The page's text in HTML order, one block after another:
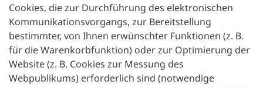
Cookies, die zur Durchführung des elektronischen
Kommunikationsvorgangs, zur Bereitstellung
bestimmter, von Ihnen erwünschter Funktionen (z. B.
für die Warenkorbfunktion) oder zur Optimierung der
Website (z. B. Cookies zur Messung des
Webpublikums) erforderlich sind (notwendige